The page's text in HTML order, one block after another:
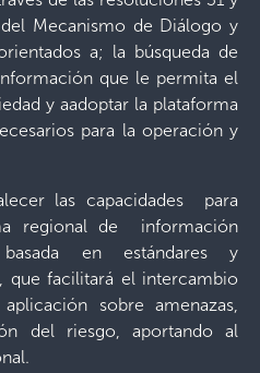
Mecanismo de Diálogo y
a; la búsqueda de
que le permita el
y aadoptar la plataforma
para la operación y
las capacidades para
regional de información
en estándares y
que facilitará el intercambio
sobre amenazas,
del riesgo, aportando al